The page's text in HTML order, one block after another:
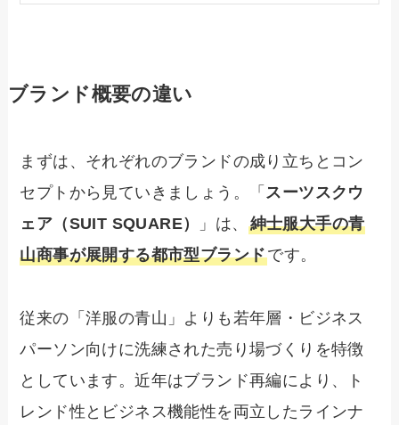
ブランド概要の違い
まずは、それぞれのブランドの成り立ちとコン
セプトから見ていきましょう。「 スーツスクウ
ェア（SUIT SQUARE）
」は、 紳士服大手の青
山商事が展開する都市型ブランドです。
従来の「洋服の青山」よりも若年層・ビジネス
パーソン向けに洗練された売り場づくりを特徴
としています。近年はブランド再編により、ト
レンド性とビジネス機能性を両立したラインナ